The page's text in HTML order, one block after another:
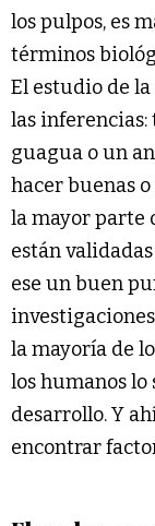
los pulpos, es
términos
El estudio de
las
guagua o un
hacer buenas
la mayor parte
están
ese un buen
la mayoría de
los humanos lo
desarrollo. Y
encontrar